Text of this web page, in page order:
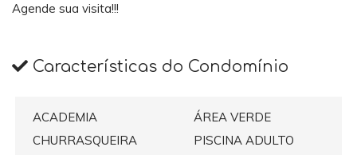
Agende sua visita!!!
Características do Condomínio
ACADEMIA
ÁREA VERDE
CHURRASQUEIRA
PISCINA ADULTO